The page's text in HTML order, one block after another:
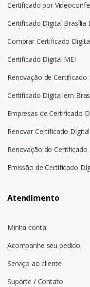
Certificado por
Certificado Digital Brasília
Comprar Certificado Digital
Certificado Digital MEI
Renovação de Certificado
Certificado Digital em
Empresas de Certificado
Renovar Certificado Digital
Renovação do Certificado
Emissão de Certificado
Atendimento
Minha conta
Acompanhe seu pedido
Serviço ao cliente
Suporte / Contato